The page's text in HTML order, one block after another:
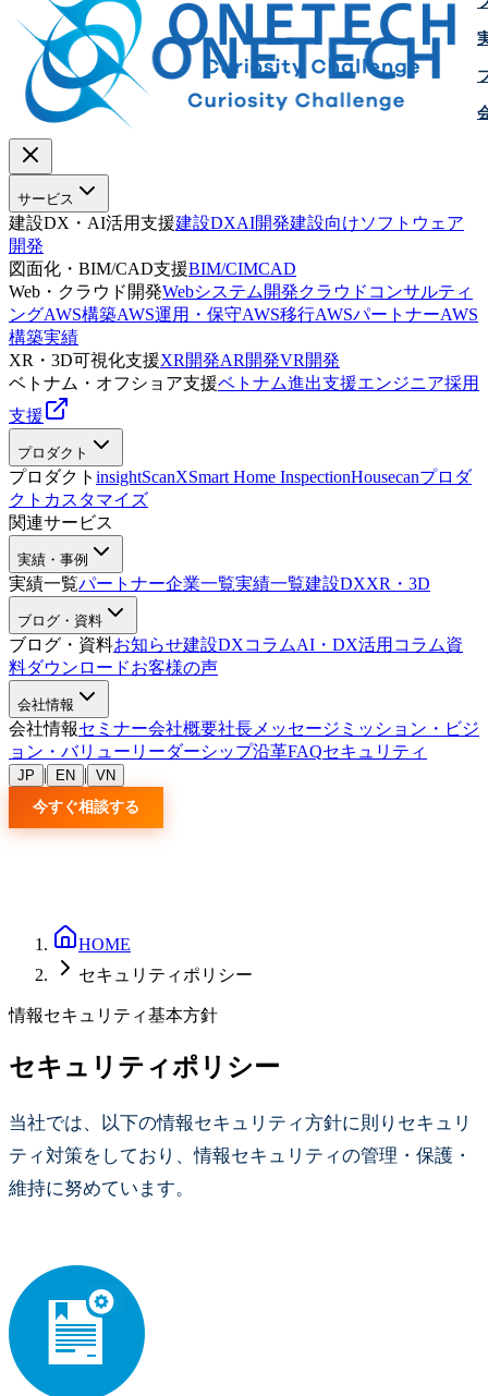
サービス
建設DX・AI活用支援建設DXAI開発建設向けソフトウェア
開発
図面化・BIM/CAD支援BIM/CIMCAD
Web・クラウド開発Webシステム開発クラウドコンサルティ
ングAWS構築AWS運用・保守AWS移行AWSパートナーAWS
構築実績
XR・3D可視化支援XR開発AR開発VR開発
ベトナム・オフショア支援ベトナム進出支援エンジニア採用
支援
プロダクト
プロダクト insightScanXSmart Home InspectionHousecanプロダ
クトカスタマイズ
関連サービス
実績・事例
実績一覧パートナー企業一覧実績一覧建設DXXR・3D
ブログ・資料
ブログ・資料お知らせ建設DXコラムAI・DX活用コラム資
料ダウンロードお客様の声
会社情報
会社情報セミナー会社概要社長メッセージ ミッション・ビジ
ョン・バリュー リーダーシップ沿革FAQセキュリティ
JP | EN | VN
今すぐ相談する
HOME
セキュリティポリシー
情報セキュリティ基本方針
セキュリティポリシー
当社では、以下の情報セキュリティ方針に則りセキュリ
ティ対策をしており、情報セキュリティの管理・保護・
維持に努めています。